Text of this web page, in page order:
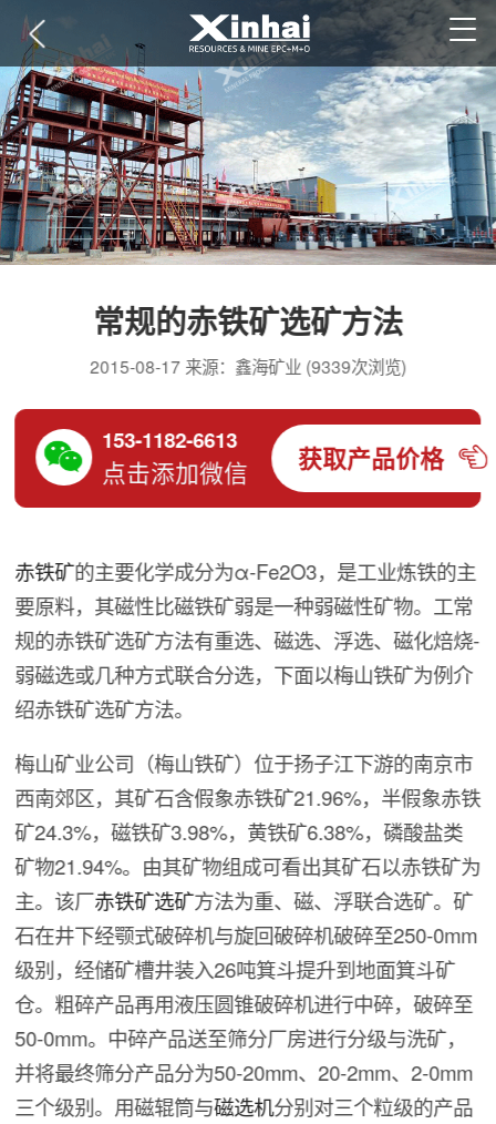
常规的赤铁矿选矿方法
2015-08-17 来源：鑫海矿业 (9339次浏览)
153-1182-6613
点击添加微信 获取产品价格
赤铁矿的主要化学成分为α-Fe2O3，是工业炼铁的主
要原料，其磁性比磁铁矿弱是一种弱磁性矿物。工常
规的赤铁矿选矿方法有重选、磁选、浮选、磁化焙烧-
弱磁选或几种方式联合分选，下面以梅山铁矿为例介
绍赤铁矿选矿方法。
梅山矿业公司（梅山铁矿）位于扬子江下游的南京市
西南郊区，其矿石含假象赤铁矿21.96%，半假象赤铁
矿24.3%，磁铁矿3.98%，黄铁矿6.38%，磷酸盐类
矿物21.94%。由其矿物组成可看出其矿石以赤铁矿为
主。该厂赤铁矿选矿方法为重、磁、浮联合选矿。矿
石在井下经颚式破碎机与旋回破碎机破碎至250-0mm
级别，经储矿槽井装入26吨箕斗提升到地面箕斗矿
仓。粗碎产品再用液压圆锥破碎机进行中碎，破碎至
50-0mm。中碎产品送至筛分厂房进行分级与洗矿，
并将最终筛分产品分为50-20mm、20-2mm、2-0mm
三个级别。用磁辊筒与磁选机分别对三个粒级的产品